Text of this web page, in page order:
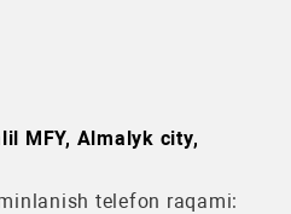
MFY, Almalyk city,
telefon raqami: